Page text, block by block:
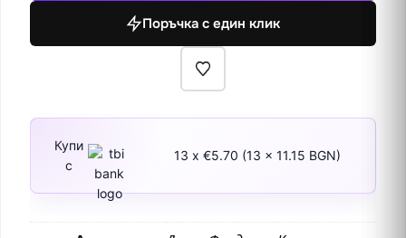
2
Поръчка с един клик
Купи
с
13 x €5.70 (13 x 11.15 BGN)